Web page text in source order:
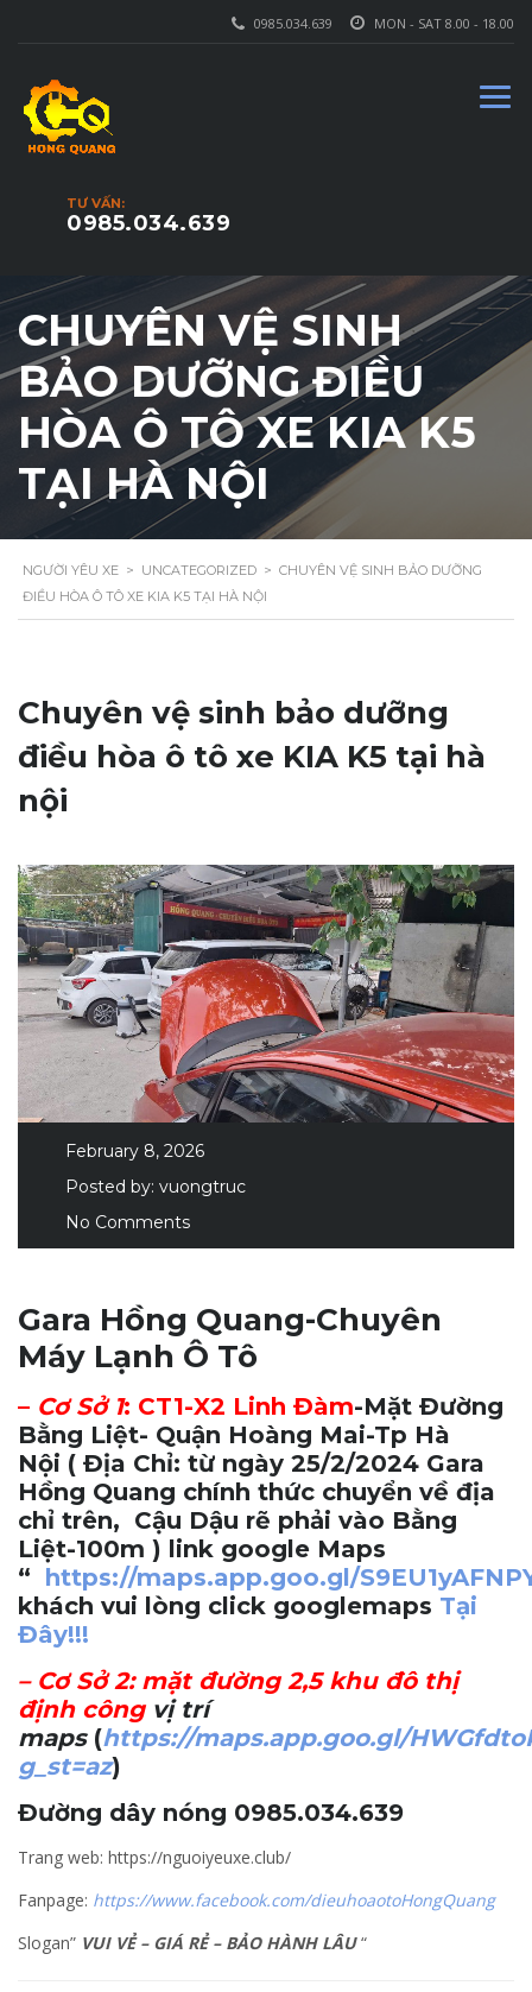
MON - SAT 8.00 - 18.00
0985.034.639
TƯ VẤN:
0985.034.639
CHUYÊN VỆ SINH
BẢO DƯỠNG ĐIỀU
HÒA Ô TÔ XE KIA K5
TẠI HÀ NỘI
NGƯỜI YÊU XE > UNCATEGORIZED > CHUYÊN VỆ SINH BẢO DƯỠNG
ĐIỀU HÒA Ô TÔ XE KIA K5 TẠI HÀ NỘI
Chuyên vệ sinh bảo dưỡng
điều hòa ô tô xe KIA K5 tại hà
nội
February 8, 2026
Posted by: vuongtruc
No Comments
Gara Hồng Quang-Chuyên
Máy Lạnh Ô Tô
– Cơ Sở 1: CT1-X2 Linh Đàm-Mặt Đường
Bằng Liệt- Quận Hoàng Mai-Tp Hà
Nội ( Địa Chỉ: từ ngày 25/2/2024 Gara
Hồng Quang chính thức chuyển về địa
chỉ trên, Cậu Dậu rẽ phải vào Bằng
Liệt-100m ) link google Maps
“ https://maps.app.goo.gl/
khách vui lòng click googlemaps Tại
Đây!!!
– Cơ Sở 2: mặt đường 2,5 khu đô thị
định côngvị trí
maps(https://maps.app.goo.gl/
g_st=az)
Đường dây nóng 0985.034.639
Trang web: https://nguoiyeuxe.club/
Fanpage: https://www.facebook.com/dieuhoaotoHongQuang
Slogan” VUI VẺ – GIÁ RẺ – BẢO HÀNH LÂU “